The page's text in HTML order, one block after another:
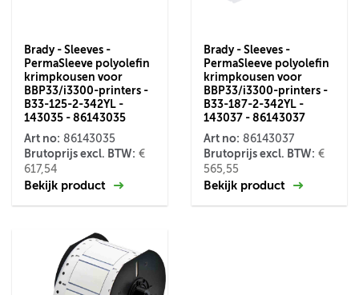
Brady - Sleeves -
PermaSleeve polyolefin
krimpkousen voor
BBP33/i3300-printers -
B33-125-2-342YL -
143035 - 86143035
Art no: 86143035
Brutoprijs excl. BTW: €
617,54
Bekijk product
Brady - Sleeves -
PermaSleeve polyolefin
krimpkousen voor
BBP33/i3300-printers -
B33-187-2-342YL -
143037 - 86143037
Art no: 86143037
Brutoprijs excl. BTW: €
565,55
Bekijk product